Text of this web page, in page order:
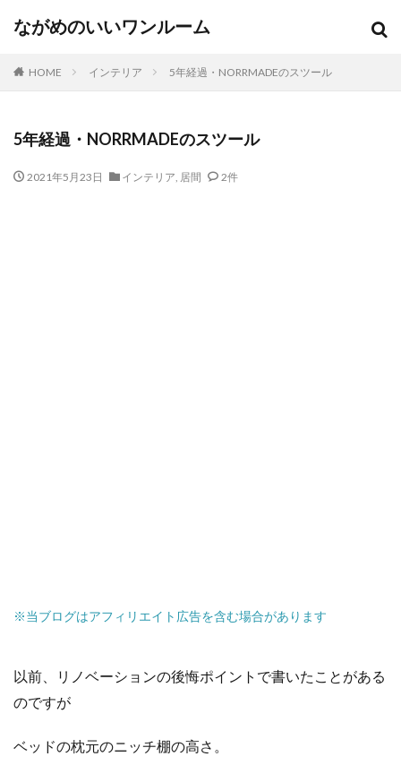
ながめのいいワンルーム
HOME インテリア 5年経過・NORRMADEのスツール
5年経過・NORRMADEのスツール
2021年5月23日 インテリア, 居間 2件
※当ブログはアフィリエイト広告を含む場合があります
以前、リノベーションの後悔ポイントで書いたことがある
のですが
ベッドの枕元のニッチ棚の高さ。